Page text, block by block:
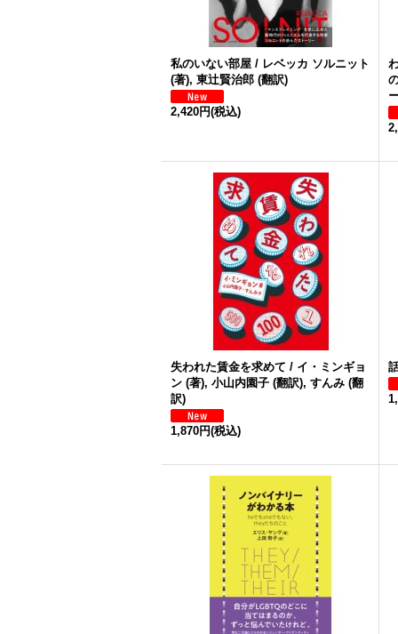
私のいない部屋 / レベッカ ソルニット
(著), 東辻賢治郎 (翻訳)
2,420円(税込)
失われた賃金を求めて / イ・ミンギョ
ン (著), 小山内園子 (翻訳), すんみ (翻
訳)
1,870円(税込)